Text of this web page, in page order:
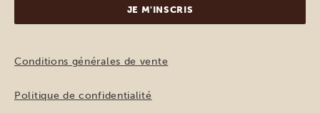
Conditions générales de vente
Politique de confidentialité